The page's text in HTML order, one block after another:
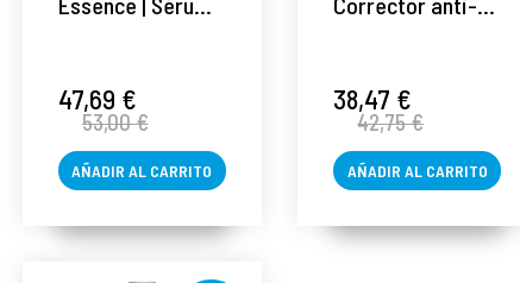
Bruno Vassari ®
47,69 €
53,00 €
AÑADIR AL CARRITO
Vassari ®
38,47 €
42,75 €
AÑADIR AL CARRITO